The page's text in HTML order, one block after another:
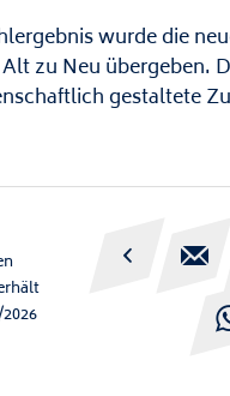
wurde die
zu Neu
gestaltete
 